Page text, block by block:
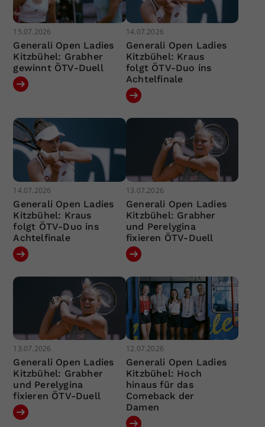
15.07.2026
Generali Open Ladies
Kitzbühel: Grabher
gewinnt ÖTV-Duell
14.07.2026
Generali Open Ladies
Kitzbühel: Kraus
folgt ÖTV-Duo ins
Achtelfinale
14.07.2026
Generali Open Ladies
Kitzbühel: Kraus
folgt ÖTV-Duo ins
Achtelfinale
13.07.2026
Generali Open Ladies
Kitzbühel: Grabher
und Perelygina
fixieren ÖTV-Duell
13.07.2026
Generali Open Ladies
Kitzbühel: Grabher
und Perelygina
fixieren ÖTV-Duell
12.07.2026
Generali Open Ladies
Kitzbühel: Hoch
hinaus für das
Comeback der
Damen